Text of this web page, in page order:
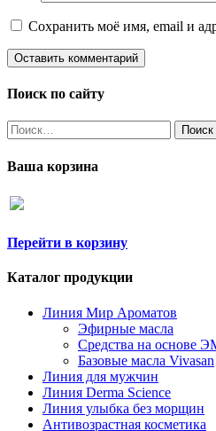
Сохранить моё имя, email и
Поиск по сайту
Найти:
Ваша корзина
Перейти в корзину
Каталог продукции
Линия Мир Ароматов
Эфирные масла
Средства на основе
Базовые масла Vivasan
Линия для мужчин
Линия Derma Science
Линия улыбка без морщин
Антивозрастная косметика